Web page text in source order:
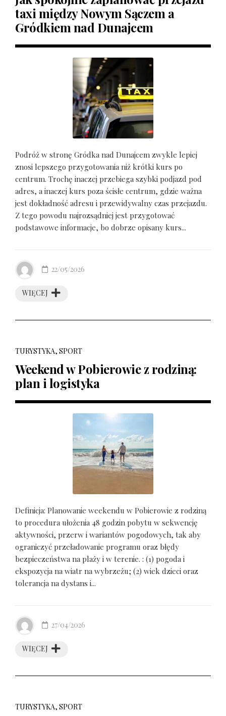
taxi między Nowym Sączem a
Gródkiem nad Dunajcem
Podróż w stronę Gródka nad Dunajcem zwykle lepiej
znosi lepszego przygotowania niż krótki kurs po
centrum. Trochę inaczej przebiega szybki podjazd pod
adres, a inaczej kurs poza ścisłe centrum, gdzie ważna
jest dokładność adresu i przewidywalny czas przejazdu.
Z tego powodu najrozsądniej jest przygotować
podstawowe informacje, bo dobrze opisany kurs...
WIĘCEJ
22/05/2026
TURYSTYKA, SPORT
Weekend w Pobierowie z rodziną:
plan i logistyka
Definicja: Planowanie weekendu w Pobierowie z rodziną
to procedura ułożenia 48 godzin pobytu w sekwencję
aktywności, przerw i wariantów pogodowych, tak aby
ograniczyć przeładowanie programu oraz błędy
bezpieczeństwa na plaży i w terenie. : (1) pogoda i
ekspozycja na wiatr na wybrzeżu; (2) wiek dzieci oraz
tolerancja na dystans i...
WIĘCEJ
27/04/2026
TURYSTYKA, SPORT